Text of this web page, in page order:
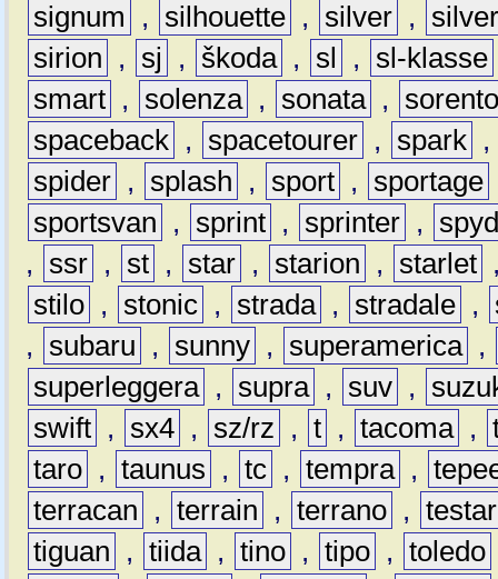
signum
, silhouette , silver ,
sirion
, sj , škoda , sl , sl-klasse
smart , solenza , sonata ,
spaceback , spacetourer , spark ,
spider , splash , sport , sportage
sportsvan
, sprint , sprinter ,
,
ssr , st , star , starion , starlet
stilo , stonic , strada , stradale ,
,
subaru , sunny , superamerica ,
superleggera , supra , suv ,
swift , sx4 , sz/rz , t , tacoma ,
taro , taunus , tc , tempra ,
terracan
, terrain , terrano ,
tiguan
, tiida , tino , tipo , toledo